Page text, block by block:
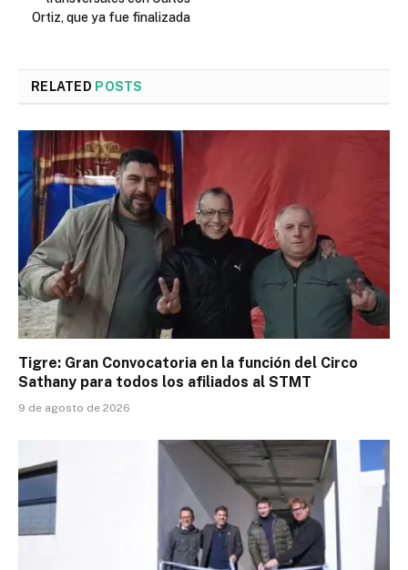
Ortiz, que ya fue finalizada
RELATED POSTS
Tigre: Gran Convocatoria en la función del Circo
Sathany para todos los afiliados al STMT
9 de agosto de 2026